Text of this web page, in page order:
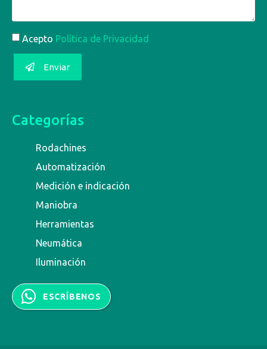
Acepto Política de Privacidad
Enviar
Categorías
Rodachines
Automatización
Medición e indicación
Maniobra
Herramientas
Neumática
Iluminación
ESCRÍBENOS